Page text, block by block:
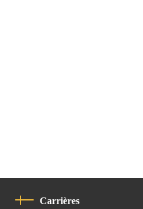
Carrières